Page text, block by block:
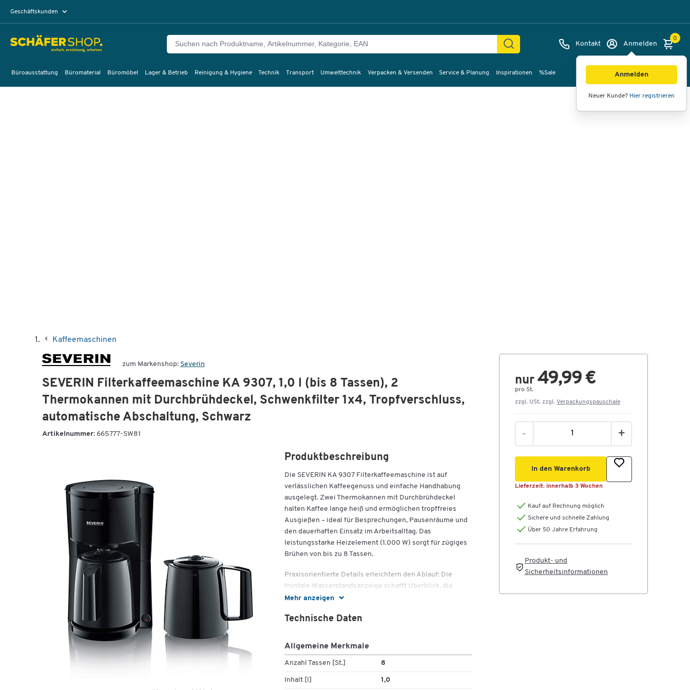
Geschäftskunden
Kontakt Anmelden
Anmelden
Neuer Kunde? Hier registrieren
0
Büroausstattung Büromaterial Büromöbel Lager & Betrieb Reinigung & Hygiene Technik Transport Umwelttechnik Verpacken & Versenden Service & Planung Inspirationen %Sale
Kaffeemaschinen
zum Markenshop: Severin
SEVERIN Filterkaffeemaschine KA 9307, 1,0 l (bis 8 Tassen), 2
Thermokannen mit Durchbrühdeckel, Schwenkfilter 1x4, Tropfverschluss,
automatische Abschaltung, Schwarz
Artikelnummer: 665777-SW81
Mehr anzeigen
Produktbeschreibung
Die SEVERIN KA 9307 Filterkaffeemaschine ist auf
verlässlichen Kaffeegenuss und einfache Handhabung
ausgelegt. Zwei Thermokannen mit Durchbrühdeckel
halten Kaffee lange heiß und ermöglichen tropffreies
Ausgießen – ideal für Besprechungen, Pausenräume und
den dauerhaften Einsatz im Arbeitsalltag. Das
leistungsstarke Heizelement (1.000 W) sorgt für zügiges
Brühen von bis zu 8 Tassen.
Praxisorientierte Details erleichtern den Ablauf: Die
frontale Wasserstandsanzeige schafft Überblick, die
große Tanköffnung unterstützt sauberes Befüllen.
mit Kontrollleuchte sowie automatische Abschaltung
integrierte Kabelfach hält die Arbeitsfläche ordentlich,
das kompakte Format lässt sich gut platzieren.
Technische Daten
Allgemeine Merkmale
Anzahl Tassen [St.] 8
Inhalt [l] 1,0
nur 49,99 €
pro St.
zzgl. USt. zzgl. Verpackungspauschale
- +
In den Warenkorb
Lieferzeit: innerhalb 3 Wochen
Kauf auf Rechnung möglich
Sichere und schnelle Zahlung
Über 50 Jahre Erfahrung
Produkt- und
Sicherheitsinformationen
Bilder Videos 360°-Ansicht